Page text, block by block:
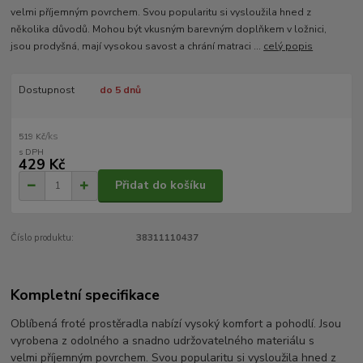
velmi příjemným povrchem. Svou popularitu si vysloužila hned z
několika důvodů. Mohou být vkusným barevným doplňkem v ložnici,
jsou prodyšná, mají vysokou savost a chrání matraci ... celý popis
Dostupnost do 5 dnů
519 Kč/ks
429 Kč
Přidat do košíku
Číslo produktu: 38311110437
Kompletní specifikace
Oblíbená froté prostěradla nabízí vysoký komfort a pohodlí. Jsou
vyrobena z odolného a snadno udržovatelného materiálu s
velmi příjemným povrchem. Svou popularitu si vysloužila hned z